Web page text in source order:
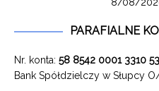
8/08/
PARAFIALNE
Nr. konta: 58 8542 0001 3310
Bank Spółdzielczy w Słupcy